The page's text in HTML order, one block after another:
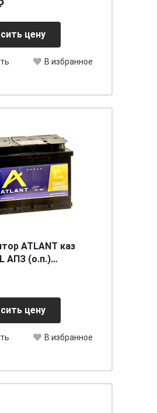
цену
В избранное
ATLANT каз
цену
В избранное